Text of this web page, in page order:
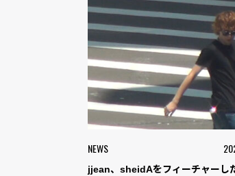
NEWS
jjean、sheidAをフィーチャーし